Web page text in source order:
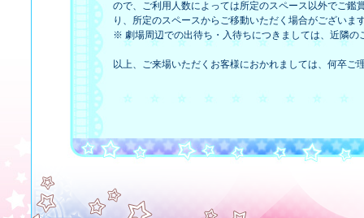
ので、ご利用人数によっては所定のスペース以外でご
り、所定のスペースからご移動いただく場合がございま
※ 劇場周辺での出待ち・入待ちにつきましては、近隣
以上、ご来場いただくお客様におかれましては、何卒